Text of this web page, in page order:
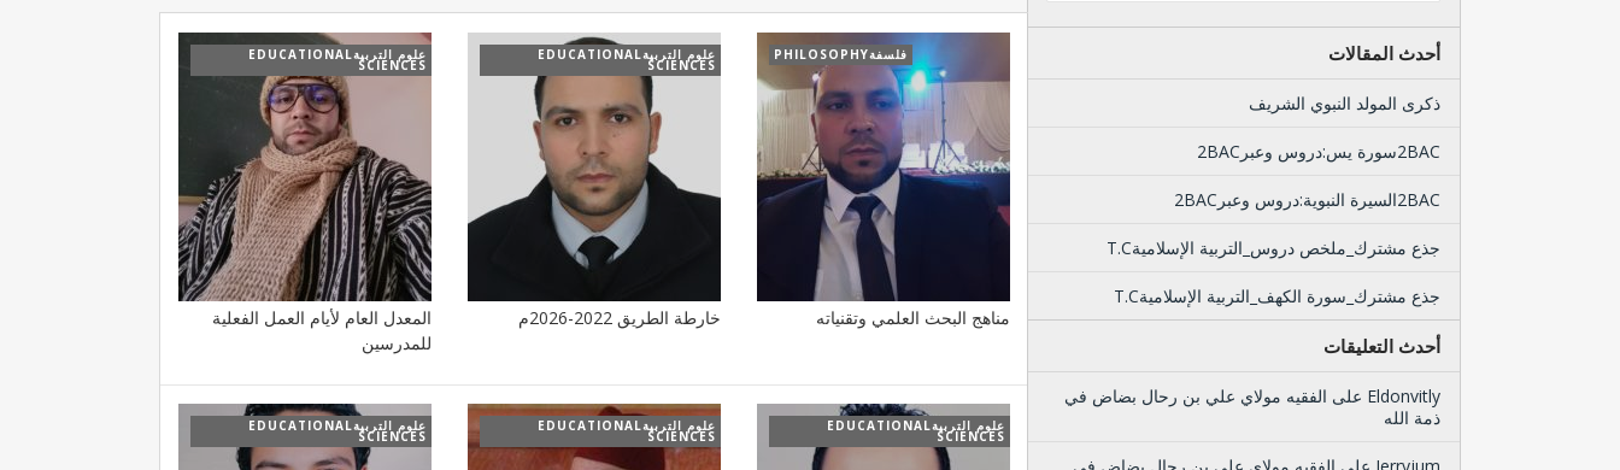
علوم التربيةEDUCATIONAL
SCIENCES
المعدل العام لأيام العمل الفعلية
للمدرسين
علوم التربيةEDUCATIONAL
SCIENCES
خارطة الطريق 2022-2026م
فلسفةPHILOSOPHY
مناهج البحث العلمي وتقنياته
علوم التربيةEDUCATIONAL
SCIENCES
علوم التربيةEDUCATIONAL
SCIENCES
علوم التربيةEDUCATIONAL
SCIENCES
أحدث المقالات
ذكرى المولد النبوي الشريف
2BACسورة يس:دروس وعبر2BAC
2BACالسيرة النبوية:دروس وعبر2BAC
جذع مشترك_ملخص دروس_التربية الإسلاميةT.C
جذع مشترك_سورة الكهف_التربية الإسلاميةT.C
أحدث التعليقات
Eldonvitly على الفقيه مولاي علي بن رحال بضاض في
ذمة الله